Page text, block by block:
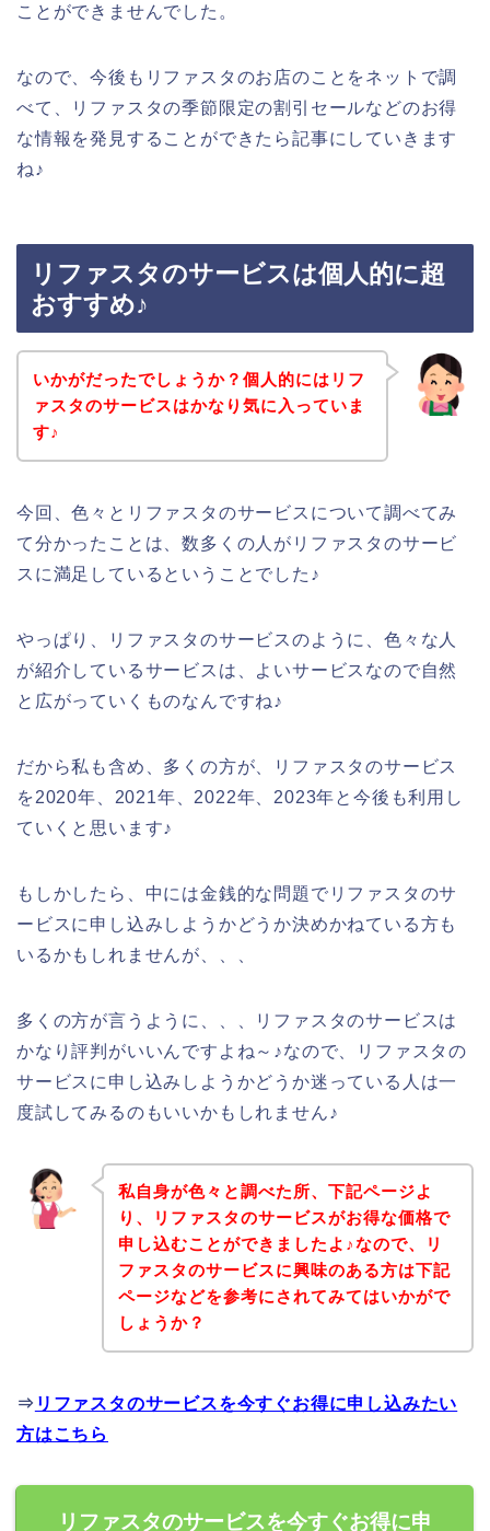
ことができませんでした。
なので、今後もリファスタのお店のことをネットで調
べて、リファスタの季節限定の割引セールなどのお得
な情報を発見することができたら記事にしていきます
ね♪
リファスタのサービスは個人的に超
おすすめ♪
いかがだったでしょうか？個人的にはリフ
ァスタのサービスはかなり気に入っていま
す♪
今回、色々とリファスタのサービスについて調べてみ
て分かったことは、数多くの人がリファスタのサービ
スに満足しているということでした♪
やっぱり、リファスタのサービスのように、色々な人
が紹介しているサービスは、よいサービスなので自然
と広がっていくものなんですね♪
だから私も含め、多くの方が、リファスタのサービス
を2020年、2021年、2022年、2023年と今後も利用し
ていくと思います♪
もしかしたら、中には金銭的な問題でリファスタのサ
ービスに申し込みしようかどうか決めかねている方も
いるかもしれませんが、、、
多くの方が言うように、、、リファスタのサービスは
かなり評判がいいんですよね～♪なので、リファスタの
サービスに申し込みしようかどうか迷っている人は一
度試してみるのもいいかもしれません♪
私自身が色々と調べた所、下記ページよ
り、リファスタのサービスがお得な価格で
申し込むことができましたよ♪なので、リ
ファスタのサービスに興味のある方は下記
ページなどを参考にされてみてはいかがで
しょうか？
⇒ リファスタのサービスを今すぐお得に申し込みたい
方はこちら
リファスタのサービスを今すぐお得に申